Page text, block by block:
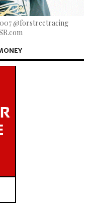
@forstreetracing